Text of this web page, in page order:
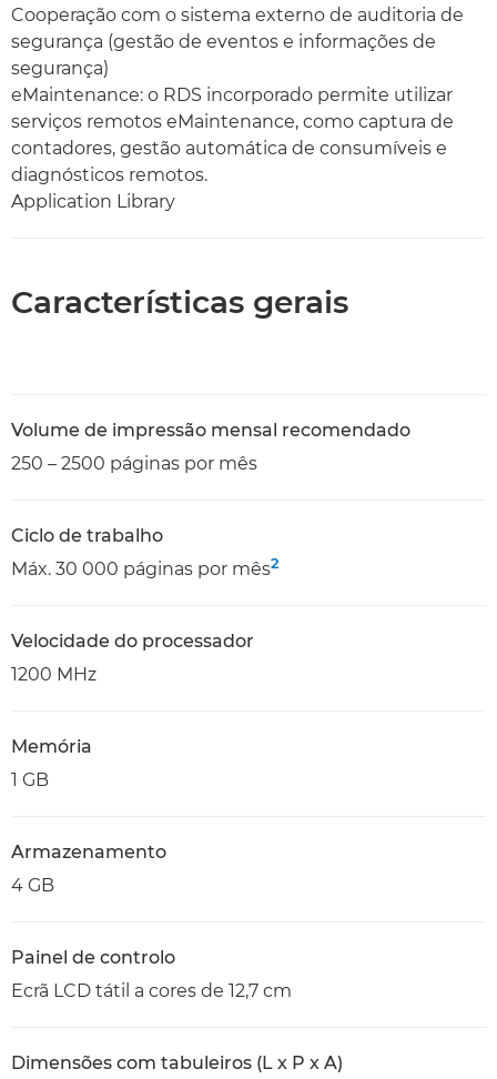
Cooperação com o sistema externo de auditoria de
segurança (gestão de eventos e informações de
segurança)
eMaintenance: o RDS incorporado permite utilizar
serviços remotos eMaintenance, como captura de
contadores, gestão automática de consumíveis e
diagnósticos remotos.
Application Library
Características gerais
Volume de impressão mensal recomendado
250 – 2500 páginas por mês
Ciclo de trabalho
Máx. 30 000 páginas por mês2
Velocidade do processador
1200 MHz
Memória
1 GB
Armazenamento
4 GB
Painel de controlo
Ecrã LCD tátil a cores de 12,7 cm
Dimensões com tabuleiros (L x P x A)